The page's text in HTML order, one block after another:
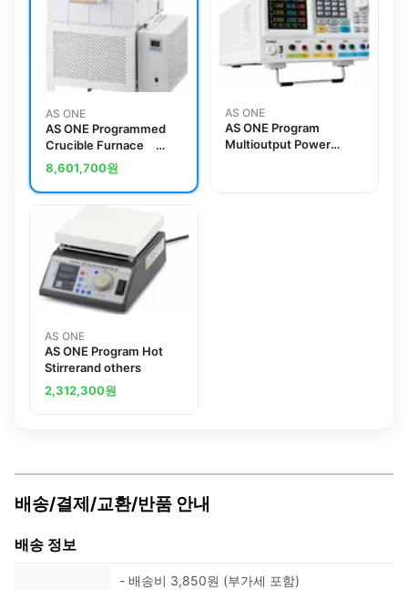
AS ONE
AS ONE Programmed
Crucible Furnace
RMF-250
8,601,700원
AS ONE
AS ONE Program
Multioutput Power
AS ONE
AS ONE Program Hot
Stirrerand others
2,312,300원
배송/결제/교환/반품 안내
배송 정보
- 배송비 3,850원 (부가세 포함)